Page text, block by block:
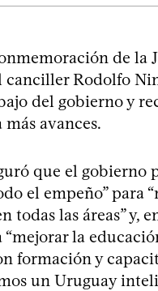
de la
canciller Rodolfo
del gobierno y
avances.
que el gobierno
el empeño” para
todas las áreas” y,
la
formación y
un Uruguay